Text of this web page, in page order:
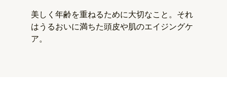
美しく年齢を重ねるために大切なこと。それ
はうるおいに満ちた頭皮や肌のエイジングケ
ア。